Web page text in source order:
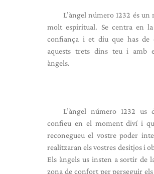
L’àngel número 1232 és un
molt espiritual. Se centra en
confiança i et diu que has de
aquests trets dins teu i amb
àngels.
L’àngel número 1232 us
confieu en el moment diví i
reconegueu el vostre poder
realitzaran els vostres desitjos i
Els àngels us insten a sortir de
zona de confort per perseguir